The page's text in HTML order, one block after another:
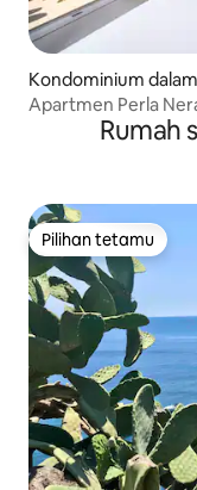
Kondominium
Apartmen Perla
Rumah
Pilihan tetamu
Pilihan tetamu